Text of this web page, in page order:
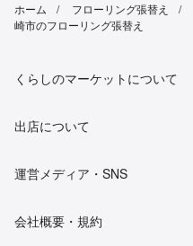
ホーム フローリング張替え
崎市のフローリング張替え
くらしのマーケットについて
出店について
運営メディア・SNS
会社概要・規約